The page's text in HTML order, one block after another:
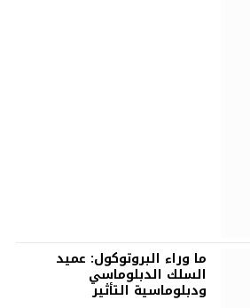
ما وراء البروتوكول: عميد
السلك الدبلوماسي
ودبلوماسية التأثير